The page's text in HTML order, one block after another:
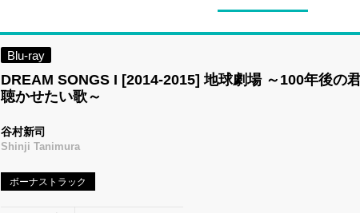
Blu-ray
DREAM SONGS I [2014-2015] 地球劇場 ～100年後の
聴かせたい歌～
谷村新司
Shinji Tanimura
ボーナストラック